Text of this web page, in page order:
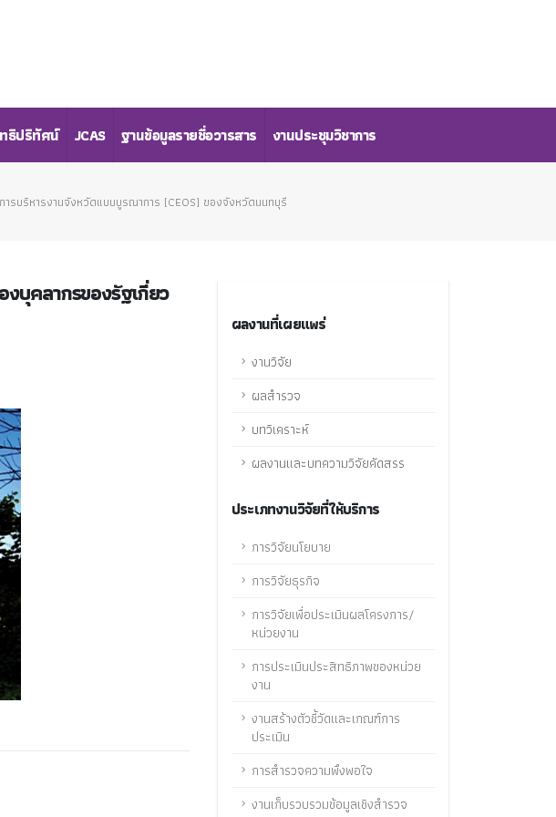
ธิปริทัศน์ JCAS ฐานข้อมูลรายชื่อวารสาร งานประชุมวิชาการ
ารบริหารงานจังหวัดแบบบูรณาการ [CEOS] ของจังหวัดนนทบุรี
บุคลากรของรัฐเกี่ยว
ผลงานที่เผยแพร่
งานวิจัย
ผลสำรวจ
บทวิเคราะห์
ผลงานและบทความวิจัยคัดสรร
ประเภทงานวิจัยที่ให้บริการ
การวิจัยนโยบาย
การวิจัยธุรกิจ
การวิจัยเพื่อประเมินผลโครงการ/
หน่วยงาน
การประเมินประสิทธิภาพของหน่วย
งาน
งานสร้างตัวชี้วัดและเกณฑ์การ
ประเมิน
การสำรวจความพึงพอใจ
งานเก็บรวบรวมข้อมูลเชิงสำรวจ